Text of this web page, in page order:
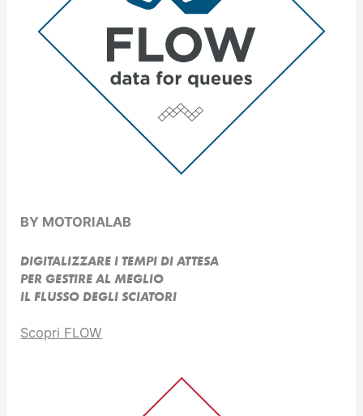
BY MOTORIALAB
DIGITALIZZARE I TEMPI DI ATTESA
PER GESTIRE AL MEGLIO
IL FLUSSO DEGLI SCIATORI
Scopri FLOW